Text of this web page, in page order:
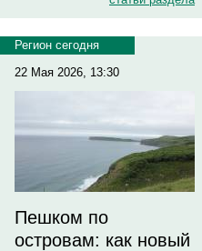
Регион сегодня
22 Мая 2026, 13:30
Пешком по
островам: как новый